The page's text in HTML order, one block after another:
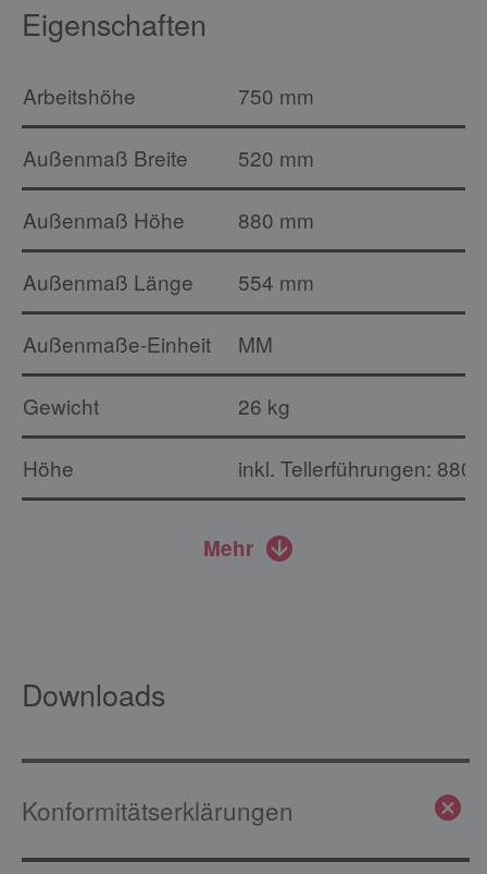
Eigenschaften
Arbeitshöhe 750 mm
Außenmaß Breite 520 mm
Außenmaß Höhe 880 mm
Außenmaß Länge 554 mm
Außenmaße-Einheit MM
Gewicht 26 kg
Höhe inkl. Tellerführungen: 880
Mehr
Downloads
Konformitätserklärungen